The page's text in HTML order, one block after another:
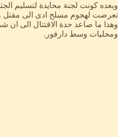
وبعده كونت لجنة محايدة لتسليم
وهذا ما صاعد حدة الاقتتال الى
ومحليات وسط دارفور.